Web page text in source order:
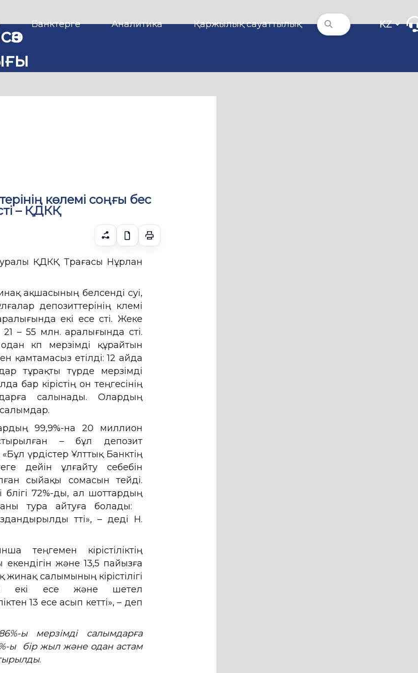
Банктерге Аналитика Қаржылық сауаттылық
көлемі соңғы бес
– ҚДКҚ
ҚДКҚ Төрағасы Нұрлан
ақшасының белсенді өсуі,
депозиттерінің көлемі
екі есе өсті. Жеке
– 55 млн. аралығында өсті.
көп мерзімді құрайтын
қамтамасыз етілді: 12 айда
тұрақты түрде мерзімді
бар кірістің он теңгесінің
салынады. Олардың
99,9%-на 20 миллион
– бұл депозит
үрдістер Ұлттық Банктің
дейін ұлғайту себебін
сыйақы сомасын өтейді.
бөлігі 72%-ды, ал шоттардың
тура айтуға болады:
өтті», – деді Н.
кірістіліктің
және 13,5 пайызға
жинақ салымының кірістілігі
екі есе және шетел
13 есе асып кетті», – деп
ы мерзімді салымдарға
ы бір жыл және одан астам
.